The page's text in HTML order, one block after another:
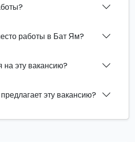
работы в Бат Ям?
на эту вакансию?
эту вакансию?